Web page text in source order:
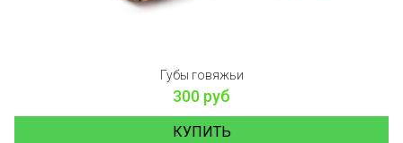
Губы говяжьи
300 руб
КУПИТЬ